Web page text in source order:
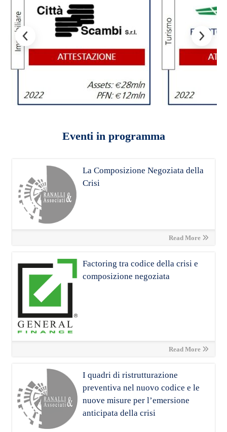
Eventi in programma
La Composizione Negoziata della
Crisi
Read More
Factoring tra codice della crisi e
composizione negoziata
Read More
I quadri di ristrutturazione
preventiva nel nuovo codice e le
nuove misure per l’emersione
anticipata della crisi